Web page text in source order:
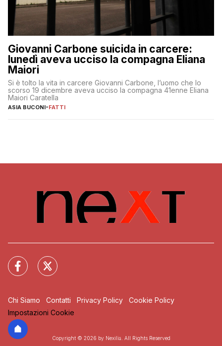
Giovanni Carbone suicida in carcere:
lunedì aveva ucciso la compagna Eliana
Maiori
Si è tolto la vita in carcere Giovanni Carbone, l’uomo che lo
scorso 19 dicembre aveva ucciso la compagna 41enne Eliana
Maiori Caratella
ASIA BUCONI-FATTI
Chi Siamo Contatti Privacy Policy
Cookie Policy
Impostazioni Cookie
Copyright © 2026 by Nexilia. All Rights Reserved